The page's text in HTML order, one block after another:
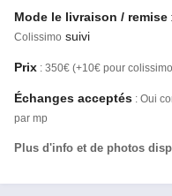
Mode le livraison / remise :
Colissimo suivi
Prix : 350€ (+10€ pour
Échanges acceptés : Oui
par mp
Plus d'info et de photos